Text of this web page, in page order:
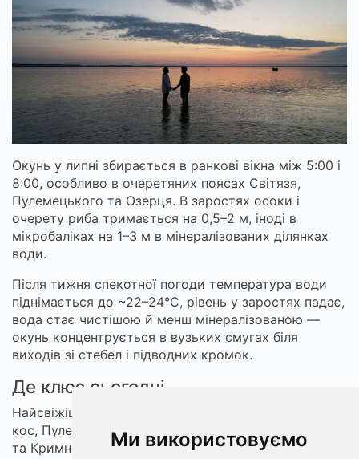
Ми використовуємо
Окунь у липні збирається в ранкові вікна між 5:00 і
8:00, особливо в очеретяних поясах Світязя,
Пулемецького та Озерця. В заростях осоки і
очерету риба тримається на 0,5–2 м, іноді в
мікробаліках на 1–3 м в мінералізованих ділянках
води.
Після тижня спекотної погоди температура води
піднімається до ~22–24°C, рівень у заростях падає,
вода стає чистішою й менш мінералізованою —
окунь концентрується в вузьких смугах біля
виходів зі стебел і підводних кромок.
Де клює сьогодні
Найсвіжіші звіти з берегів: Світязь біля північних
кос, Пулемецьке ближче до глибших плес, Озерце
та Кримне в заростях по периметру. Клює